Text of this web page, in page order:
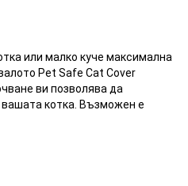
или малко куче максимална
Pet Safe Cat Cover
ви позволява да
вашата котка. Възможен е